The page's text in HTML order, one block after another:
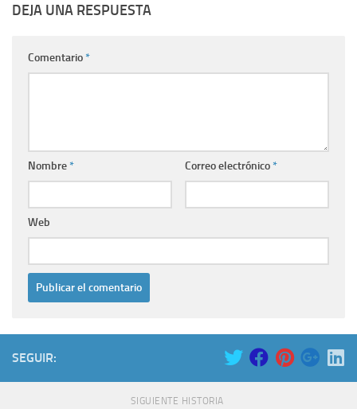
DEJA UNA RESPUESTA
Comentario*
Nombre* Correo electrónico*
Web
SEGUIR:
SIGUIENTE HISTORIA